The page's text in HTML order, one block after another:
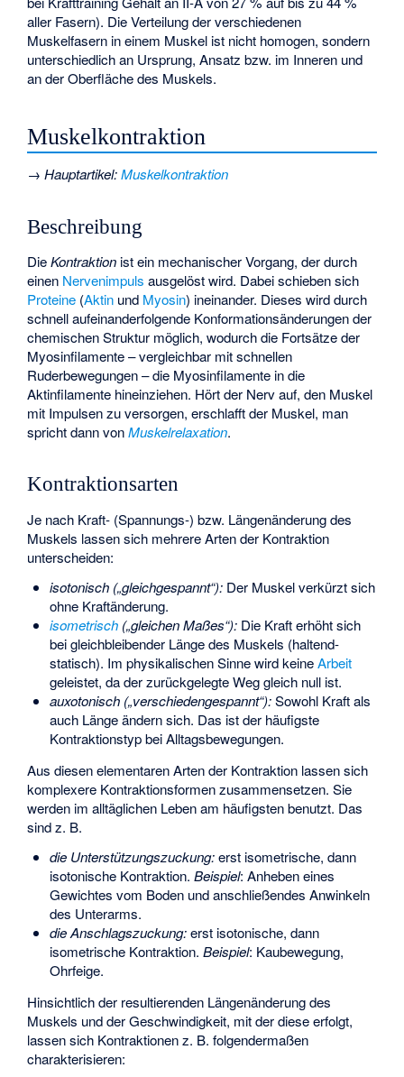
aller Fasern). Die Verteilung der verschiedenen
Muskelfasern in einem Muskel ist nicht homogen, sondern
unterschiedlich an Ursprung, Ansatz bzw. im Inneren und
an der Oberfläche des Muskels.
Muskelkontraktion
→Hauptartikel:Muskelkontraktion
Beschreibung
DieKontraktion ist ein mechanischer Vorgang, der durch
einen Nervenimpuls ausgelöst wird. Dabei schieben sich
Proteine (Aktin und Myosin) ineinander. Dieses wird durch
schnell aufeinanderfolgende Konformationsänderungen der
chemischen Struktur möglich, wodurch die Fortsätze der
Myosinfilamente – vergleichbar mit schnellen
Ruderbewegungen – die Myosinfilamente in die
Aktinfilamente hineinziehen. Hört der Nerv auf, den Muskel
mit Impulsen zu versorgen, erschlafft der Muskel, man
spricht dann vonMuskelrelaxation.
Kontraktionsarten
Je nach Kraft- (Spannungs-) bzw. Längenänderung des
Muskels lassen sich mehrere Arten der Kontraktion
unterscheiden:
isotonisch („gleichgespannt“):Der Muskel verkürzt sich
ohne Kraftänderung.
isometrisch(„gleichen Maßes“):Die Kraft erhöht sich
bei gleichbleibender Länge des Muskels (haltend-
statisch). Im physikalischen Sinne wird keineArbeit
geleistet, da der zurückgelegte Weg gleich null ist.
auxotonisch(„verschiedengespannt“):Sowohl Kraft als
auch Länge ändern sich. Das ist der häufigste
Kontraktionstyp bei Alltagsbewegungen.
Aus diesen elementaren Arten der Kontraktion lassen sich
komplexere Kontraktionsformen zusammensetzen. Sie
werden im alltäglichen Leben am häufigsten benutzt. Das
sind z. B.
die Unterstützungszuckung:erst isometrische, dann
isotonische Kontraktion. Beispiel: Anheben eines
Gewichtes vom Boden und anschließendes Anwinkeln
des Unterarms.
die Anschlagszuckung:erst isotonische, dann
isometrische Kontraktion. Beispiel: Kaubewegung,
Ohrfeige.
Hinsichtlich der resultierenden Längenänderung des
Muskels und der Geschwindigkeit, mit der diese erfolgt,
lassen sich Kontraktionen z. B. folgendermaßen
charakterisieren: